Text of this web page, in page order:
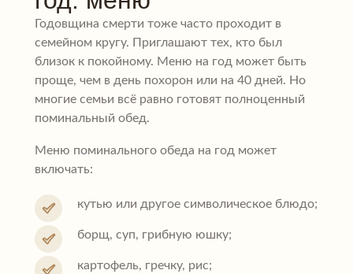
Годовщина смерти тоже часто проходит в
семейном кругу. Приглашают тех, кто был
близок к покойному. Меню на год может быть
проще, чем в день похорон или на 40 дней. Но
многие семьи всё равно готовят полноценный
поминальный обед.
Меню поминального обеда на год может
включать:
кутью или другое символическое блюдо;
борщ, суп, грибную юшку;
картофель, гречку, рис;